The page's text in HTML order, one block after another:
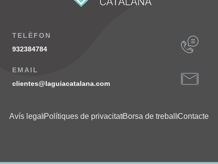
TELÈFON
932384784
EMAIL
clientes@laguiacatalana.com
Avís legal Polítiques de privacitatBorsa de treball Contacte